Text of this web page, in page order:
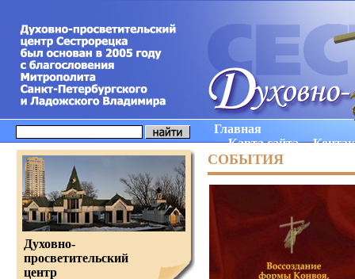
Главная
Карта сайта
СОБЫТИЯ
Духовно-
просветительский
центр